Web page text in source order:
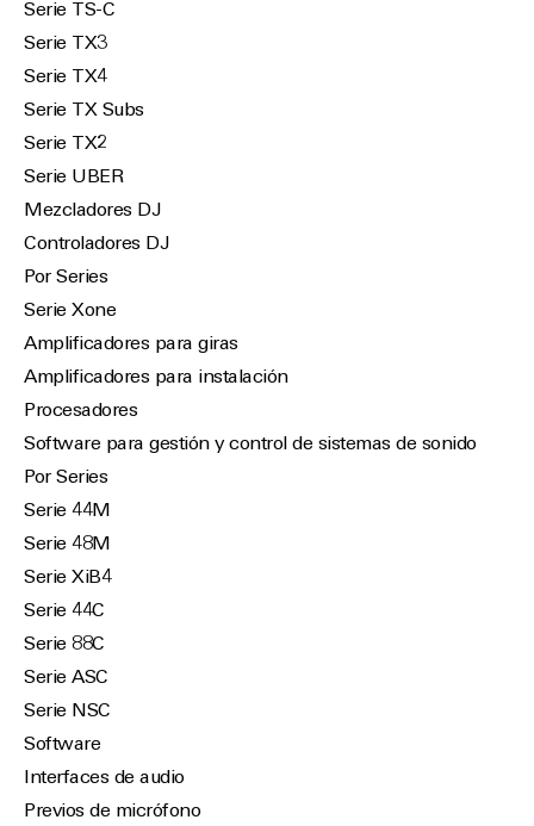
Serie TS-C
Serie TX3
Serie TX4
Serie TX Subs
Serie TX2
Serie UBER
Mezcladores DJ
Controladores DJ
Por Series
Serie Xone
Amplificadores para giras
Amplificadores para instalación
Procesadores
Software para gestión y control de sistemas de sonido
Por Series
Serie 44M
Serie 48M
Serie XiB4
Serie 44C
Serie 88C
Serie ASC
Serie NSC
Software
Interfaces de audio
Previos de micrófono